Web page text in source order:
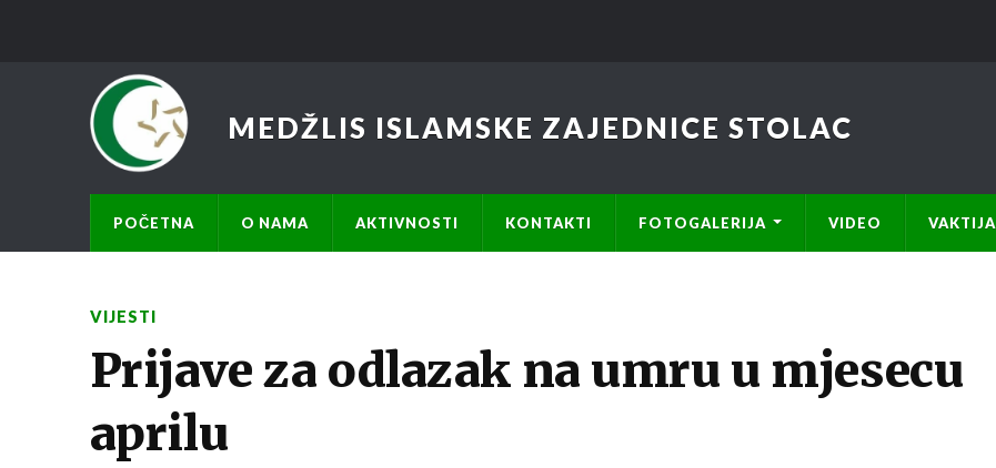
MEDŽLIS ISLAMSKE ZAJEDNICE STOLAC
POČETNA O NAMA AKTIVNOSTI KONTAKTI FOTOGALERIJA VIDEO VAKTIJA
VIJESTI
Prijave za odlazak na umru u mjesecu
aprilu